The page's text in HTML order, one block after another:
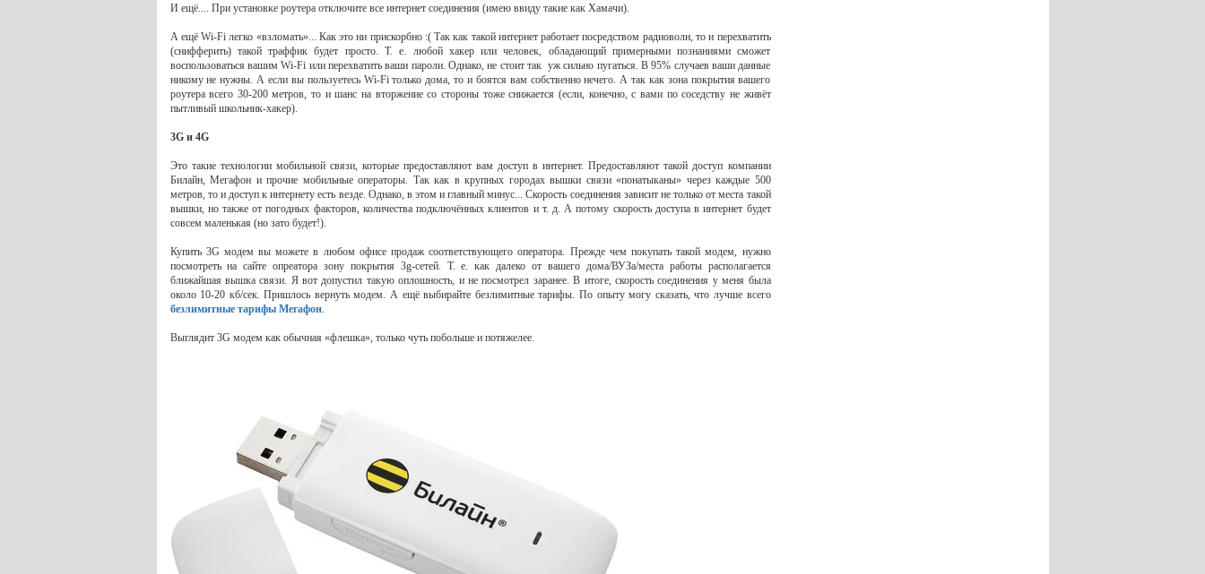
И ещё.... При установке роутера отключите все интернет соединения (имею ввиду такие как Хамачи).
А ещё Wi-Fi легко «взломать»... Как это ни прискорбно :( Так как такой интернет работает посредством радиоволн, то и перехватить
(снифферить) такой траффик будет просто. Т. е. любой хакер или человек, обладающий примерными познаниями сможет
воспользоваться вашим Wi-Fi или перехватить ваши пароли. Однако, не стоит так уж сильно пугаться. В 95% случаев ваши данные
никому не нужны. А если вы пользуетесь Wi-Fi только дома, то и боятся вам собственно нечего. А так как зона покрытия вашего
роутера всего 30-200 метров, то и шанс на вторжение со стороны тоже снижается (если, конечно, с вами по соседству не живёт
пытливый школьник-хакер).
3G и 4G
Это такие технологии мобильной связи, которые предоставляют вам доступ в интернет. Предоставляют такой доступ компании
Билайн, Мегафон и прочие мобильные операторы. Так как в крупных городах вышки связи «понатыканы» через каждые 500
метров, то и доступ к интернету есть везде. Однако, в этом и главный минус... Скорость соединения зависит не только от места такой
вышки, но также от погодных факторов, количества подключённых клиентов и т. д. А потому скорость доступа в интернет будет
совсем маленькая (но зато будет!).
Купить 3G модем вы можете в любом офисе продаж соответствующего оператора. Прежде чем покупать такой модем, нужно
посмотреть на сайте опреатора зону покрытия 3g-сетей. Т. е. как далеко от вашего дома/ВУЗа/места работы располагается
ближайшая вышка связи. Я вот допустил такую оплошность, и не посмотрел заранее. В итоге, скорость соединения у меня была
около 10-20 кб/сек. Пришлось вернуть модем. А ещё выбирайте безлимитные тарифы. По опыту могу сказать, что лучше всего
безлимитные тарифы Мегафон.
Выглядит 3G модем как обычная «флешка», только чуть побольше и потяжелее.